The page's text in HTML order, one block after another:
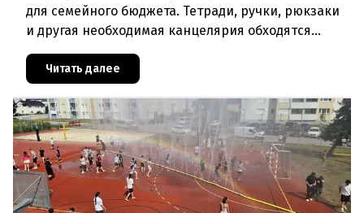
для семейного бюджета. Тетради, ручки, рюкзаки
и другая необходимая канцелярия обходятся
семьи с низкими доходам
Читать далее